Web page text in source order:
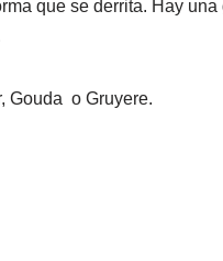
que se derrita. Hay
Gouda o Gruyere.